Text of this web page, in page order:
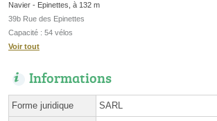
Navier - Epinettes, à 132 m
39b Rue des Epinettes
Capacité : 54 vélos
Voir tout
Informations
Forme juridique SARL